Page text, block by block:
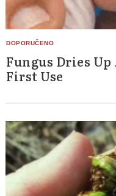
Fungus Dries
First Use